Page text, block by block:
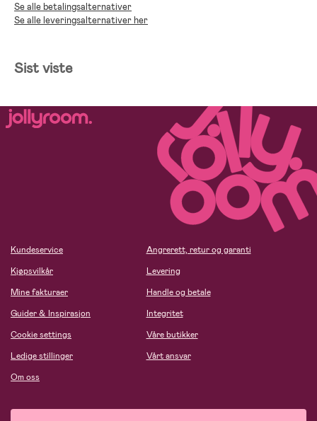
Se alle betalingsalternativer
Se alle leveringsalternativer her
Sist viste
Kundeservice
Kjøpsvilkår
Mine fakturaer
Guider & Inspirasjon
Cookie settings
Ledige stillinger
Om oss
Angrerett, retur og garanti
Levering
Handle og betale
Integritet
Våre butikker
Vårt ansvar